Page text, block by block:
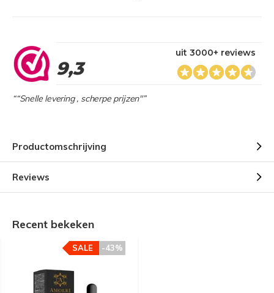
9,3
uit 3000+ reviews
““Snelle levering , scherpe prijzen"”
Productomschrijving
Reviews
Recent bekeken
-43%
SALE